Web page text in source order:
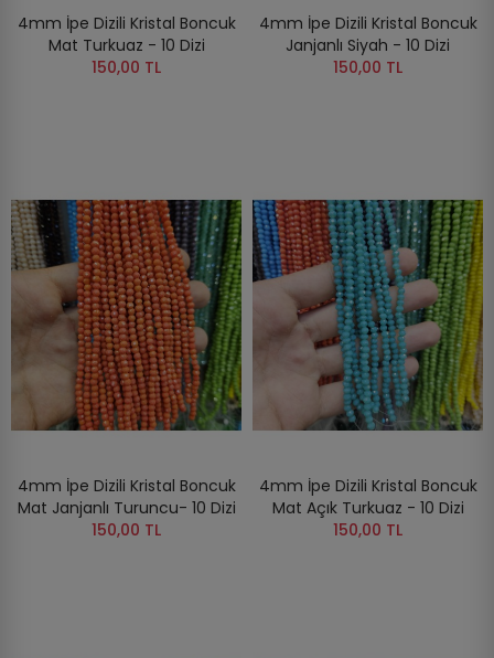
4mm İpe Dizili Kristal Boncuk
Mat Turkuaz - 10 Dizi
150,00 TL
4mm İpe Dizili Kristal Boncuk
Janjanlı Siyah - 10 Dizi
150,00 TL
4mm İpe Dizili Kristal Boncuk
Mat Janjanlı Turuncu- 10 Dizi
150,00 TL
4mm İpe Dizili Kristal Boncuk
Mat Açık Turkuaz - 10 Dizi
150,00 TL